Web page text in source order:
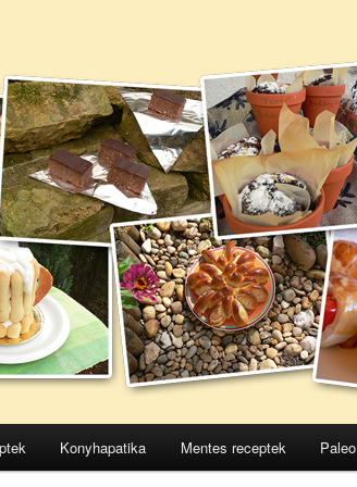
Konyhapatika Mentes receptek Paleo